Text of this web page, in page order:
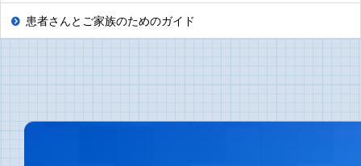
患者さんとご家族のためのガイド